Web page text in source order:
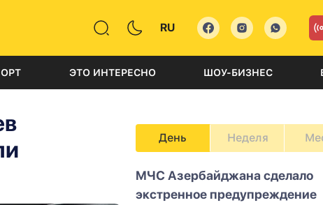
RU
ЭТО ИНТЕРЕСНО ШОУ-БИЗНЕС
День Неделя
МЧС Азербайджана сделало
экстренное предупреждение